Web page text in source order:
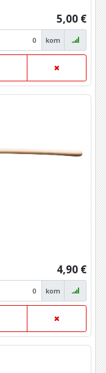
5,00 €
kom
4,90 €
kom